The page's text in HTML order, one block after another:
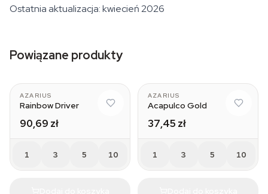
Ostatnia aktualizacja: kwiecień 2026
Powiązane produkty
AZARIUS
Rainbow Driver
90,69 zł
1 3 5 10
AZARIUS
Acapulco Gold
37,45 zł
1 3 5 10